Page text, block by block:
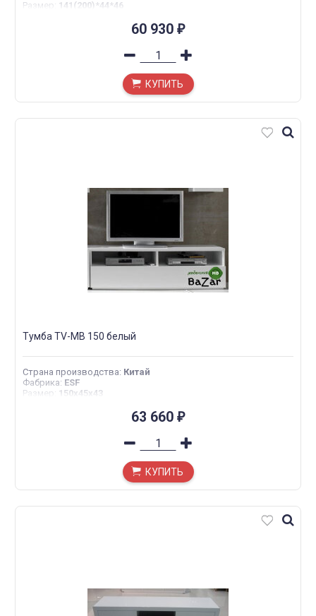
Размер : 141(200)*44*46
60 930 ₽
КУПИТЬ
Тумба TV-MB 150 белый
Страна производства: Китай
Фабрика: ESF
Размер : 150x45x43
63 660 ₽
КУПИТЬ